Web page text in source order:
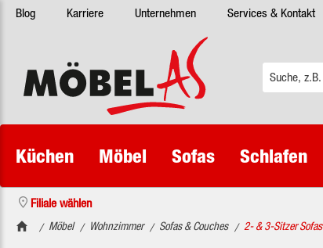
Hauptinhalt springen
Zur Suche springen
Zur Hauptnavigation springen
Blog Karriere Unternehmen Services & Kontakt
Küchen Möbel Sofas Schlafen
Filiale wählen
/ Möbel / Wohnzimmer / Sofas & Couches / 2- & 3-Sitzer Sofas